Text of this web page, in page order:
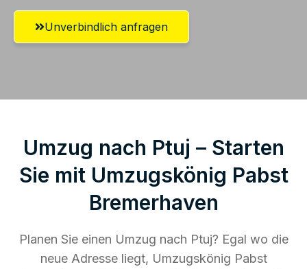
Unverbindlich anfragen
Umzug nach Ptuj – Starten
Sie mit Umzugskönig Pabst
Bremerhaven
Planen Sie einen Umzug nach Ptuj? Egal wo die
neue Adresse liegt, Umzugskönig Pabst